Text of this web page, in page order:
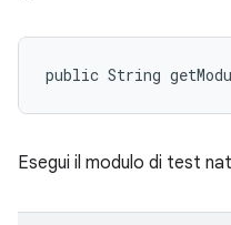
public String
Esegui il modulo di test